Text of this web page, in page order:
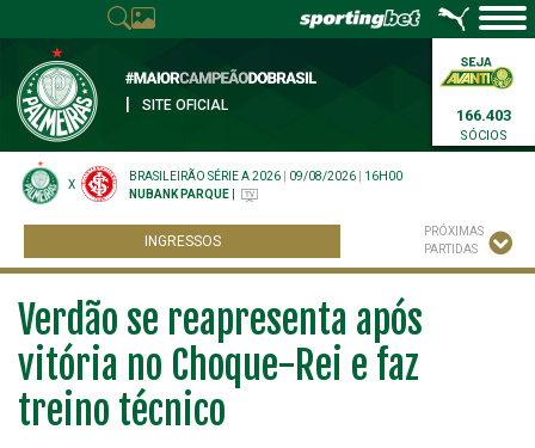
SITE OFICIAL
166.403
SÓCIOS
X
BRASILEIRÃO SÉRIE A 2026 09/08/2026
16H00
NUBANK PARQUE
INGRESSOS
PRÓXIMAS
PARTIDAS
Verdão se reapresenta após
vitória no Choque-Rei e faz
treino técnico